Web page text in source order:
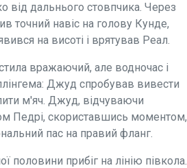
від дальнього стовпчика. Через
точний навіс на голову Кунде,
на висоті і врятував Реал.
вражаючий, але водночас і
Джуд спробував вивести
м'яч. Джуд, відчуваючи
Педрі, скориставшись моментом,
пас на правий фланг.
половини прибіг на лінію півкола.